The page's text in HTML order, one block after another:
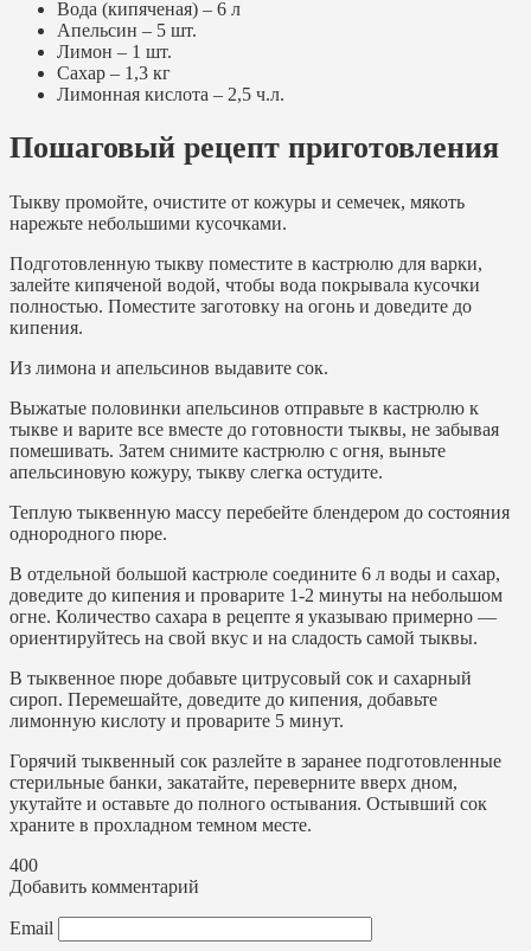
Вода (кипяченая) – 6 л
Апельсин – 5 шт.
Лимон – 1 шт.
Сахар – 1,3 кг
Лимонная кислота – 2,5 ч.л.
Пошаговый рецепт приготовления
Тыкву промойте, очистите от кожуры и семечек, мякоть
нарежьте небольшими кусочками.
Подготовленную тыкву поместите в кастрюлю для варки,
залейте кипяченой водой, чтобы вода покрывала кусочки
полностью. Поместите заготовку на огонь и доведите до
кипения.
Из лимона и апельсинов выдавите сок.
Выжатые половинки апельсинов отправьте в кастрюлю к
тыкве и варите все вместе до готовности тыквы, не забывая
помешивать. Затем снимите кастрюлю с огня, выньте
апельсиновую кожуру, тыкву слегка остудите.
Теплую тыквенную массу перебейте блендером до состояния
однородного пюре.
В отдельной большой кастрюле соедините 6 л воды и сахар,
доведите до кипения и проварите 1-2 минуты на небольшом
огне. Количество сахара в рецепте я указываю примерно —
ориентируйтесь на свой вкус и на сладость самой тыквы.
В тыквенное пюре добавьте цитрусовый сок и сахарный
сироп. Перемешайте, доведите до кипения, добавьте
лимонную кислоту и проварите 5 минут.
Горячий тыквенный сок разлейте в заранее подготовленные
стерильные банки, закатайте, переверните вверх дном,
укутайте и оставьте до полного остывания. Остывший сок
храните в прохладном темном месте.
400
Добавить комментарий
Email